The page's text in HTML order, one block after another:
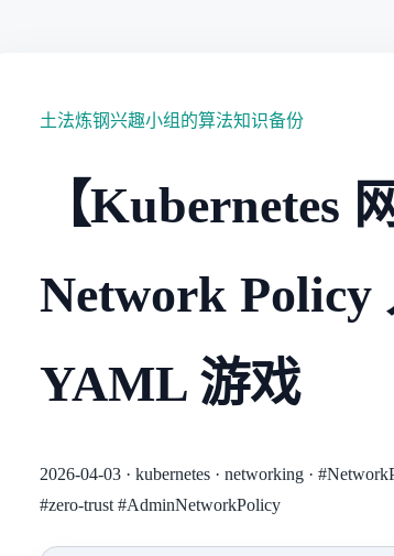
土法炼钢兴趣小组的算法知识备份
【Kubernetes
Network Policy
YAML 游戏
2026-04-03 · kubernetes · networking ·
#zero-trust #AdminNetworkPolicy